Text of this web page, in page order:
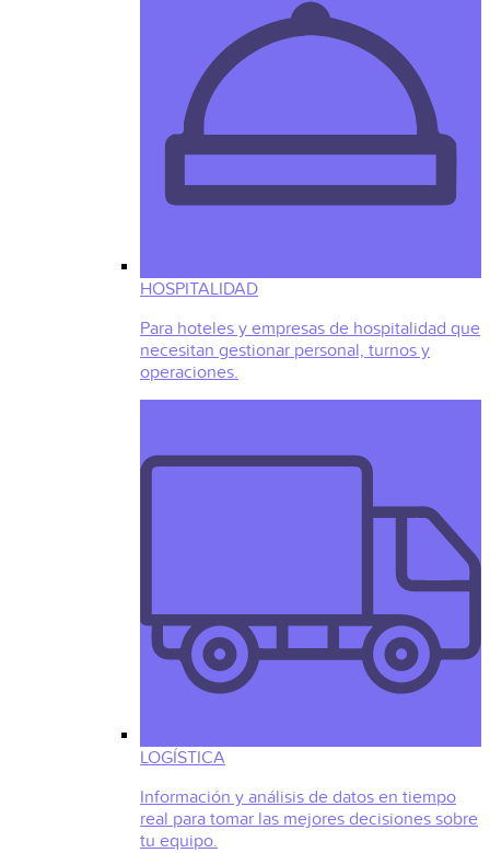
HOSPITALIDAD
Para hoteles y empresas de hospitalidad que
necesitan gestionar personal, turnos y
operaciones.
LOGÍSTICA
Información y análisis de datos en tiempo
real para tomar las mejores decisiones sobre
tu equipo.